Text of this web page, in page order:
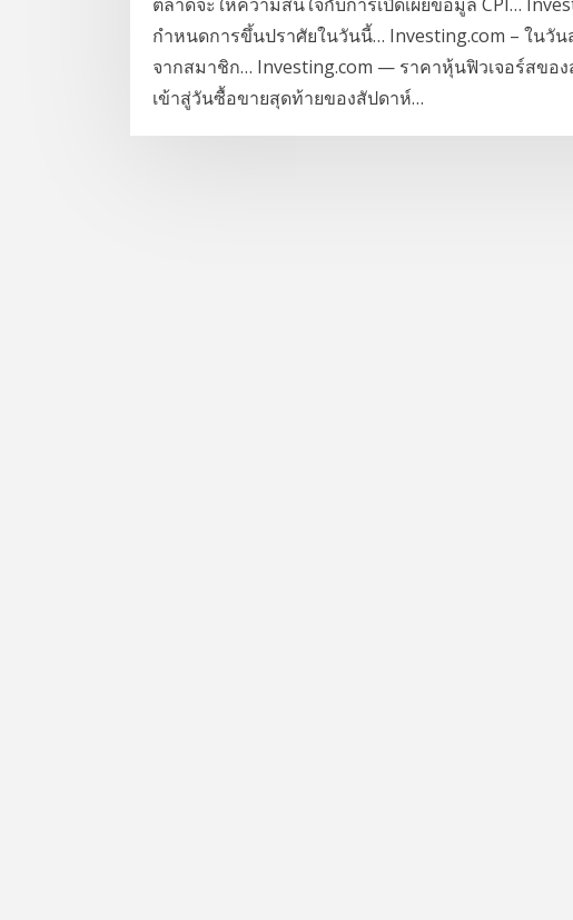
กำหนดการขึ้นปราศัยในวันนี้… Investing.com – ใน
จากสมาชิก… Investing.com — ราคาหุ้นฟิวเจอร์สขอ
เข้าสู่วันซื้อขายสุดท้ายของสัปดาห์…